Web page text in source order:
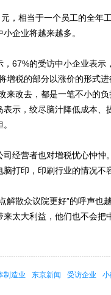
相当于一个员工的全年
企业将越来越多。
的受访中小企业表示
增税的部分以涨价的形式
来改去，都是一笔不小的
示，绞尽脑汁降低成本
营者也对增税忧心忡忡
打印，印刷行业的情况不
散众议院更好”的呼声也
太大利益，他们也不会把
制造业 东京新闻 受访企业